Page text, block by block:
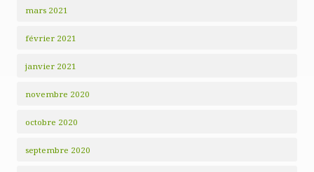
mars 2021
février 2021
janvier 2021
novembre 2020
octobre 2020
septembre 2020